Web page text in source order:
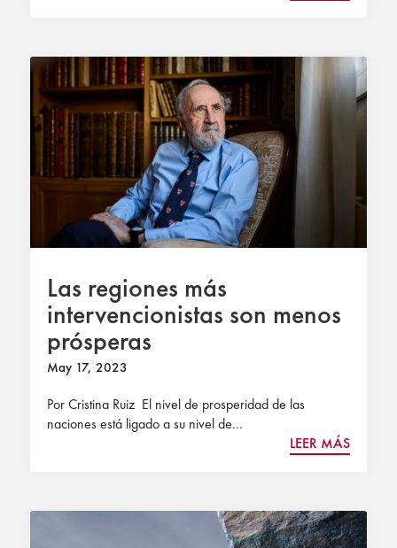
Las regiones más
intervencionistas son menos
prósperas
May 17, 2023
Por Cristina Ruiz El nivel de prosperidad de las
naciones está ligado a su nivel de...
LEER MÁS